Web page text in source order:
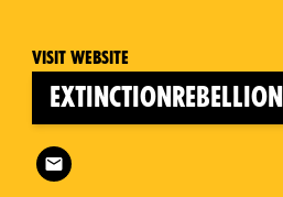
Visit website
Follow XR Montargis on